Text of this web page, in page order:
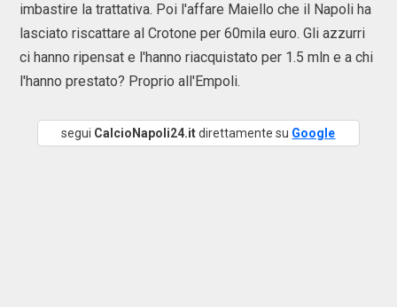
imbastire la trattativa. Poi l'affare Maiello che il Napoli ha
lasciato riscattare al Crotone per 60mila euro. Gli azzurri
ci hanno ripensat e l'hanno riacquistato per 1.5 mln e a chi
l'hanno prestato? Proprio all'Empoli.
segui CalcioNapoli24.itdirettamente su Google